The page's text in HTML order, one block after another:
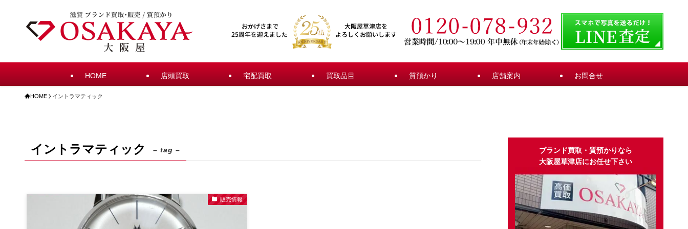
HOME 店頭買取 宅配買取 買取品目 質預かり 店舗案内 お問合せ
HOME イントラマティック
イントラマティック – tag –
販売情報
ブランド買取・質預かりなら
大阪屋草津店にお任せ下さい